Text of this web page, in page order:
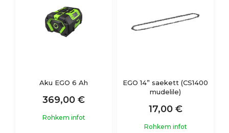
Aku EGO 6 Ah
369,00 €
Rohkem infot
EGO 14” saekett (CS1400
mudelile)
17,00 €
Rohkem infot